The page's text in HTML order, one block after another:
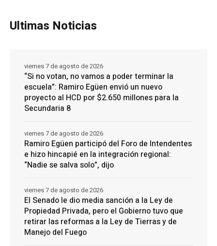
Ultimas Noticias
“Si no votan, no vamos a poder terminar la
escuela”: Ramiro Egüen envió un nuevo
proyecto al HCD por $2.650 millones para la
Secundaria 8
viernes 7 de agosto de 2026
Ramiro Egüen participó del Foro de Intendentes
e hizo hincapié en la integración regional:
“Nadie se salva solo”, dijo
viernes 7 de agosto de 2026
El Senado le dio media sanción a la Ley de
Propiedad Privada, pero el Gobierno tuvo que
retirar las reformas a la Ley de Tierras y de
Manejo del Fuego
viernes 7 de agosto de 2026